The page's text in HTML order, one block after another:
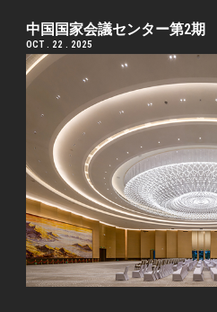
中国国家会議センター第2期
OCT . 22 . 2025